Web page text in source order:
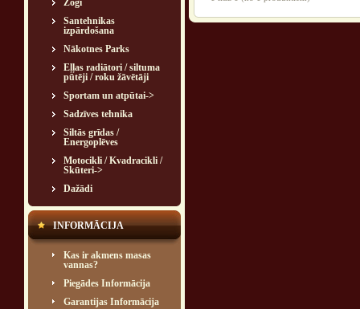
Žogi
Santehnikas
izpārdošana
Nākotnes Parks
Eļļas radiātori / siltuma
pūtēji / roku žāvētāji
Sportam un atpūtai->
Sadzīves tehnika
Siltās grīdas /
Energoplēves
Motocikli / Kvadracikli /
Skūteri->
Dažādi
INFORMĀCIJA
Kas ir akmens masas
vannas?
Piegādes Informācija
Garantijas Informācija